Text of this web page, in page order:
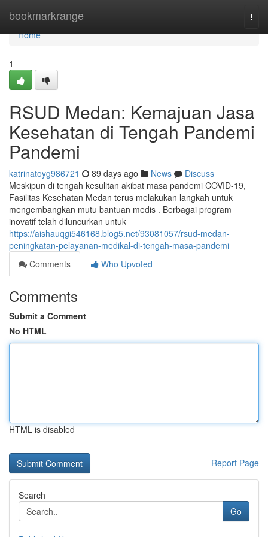
bookmarkrange
Home
Home
1
RSUD Medan: Kemajuan Jasa
Kesehatan di Tengah Pandemi
Pandemi
katrinatoyg986721 89 days ago News
Discuss
Meskipun di tengah kesulitan akibat masa pandemi COVID-19,
Fasilitas Kesehatan Medan terus melakukan langkah untuk
mengembangkan mutu bantuan medis . Berbagai program
inovatif telah diluncurkan untuk
https://aishauqgi546168.blog5.net/93081057/rsud-medan-
peningkatan-pelayanan-medikal-di-tengah-masa-pandemi
Comments
Who Upvoted
Comments
Submit a Comment
No HTML
HTML is disabled
Report Page
Search
Go